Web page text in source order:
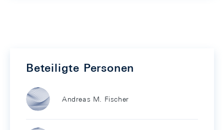
Beteiligte Personen
Andreas M. Fischer